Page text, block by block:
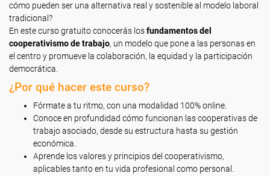
cómo pueden ser una alternativa real y sostenible al modelo laboral
tradicional?
En este curso gratuito conocerás losfundamentos del
cooperativismo de trabajo, un modelo que pone a las personas en
el centro y promueve la colaboración, la equidad y la participación
democrática.
¿Por qué hacer este curso?
Fórmate a tu ritmo, con una modalidad 100% online.
Conoce en profundidad cómo funcionan las cooperativas de
trabajo asociado, desde su estructura hasta su gestión
económica.
Aprende los valores y principios del cooperativismo,
aplicables tanto en tu vida profesional como personal.